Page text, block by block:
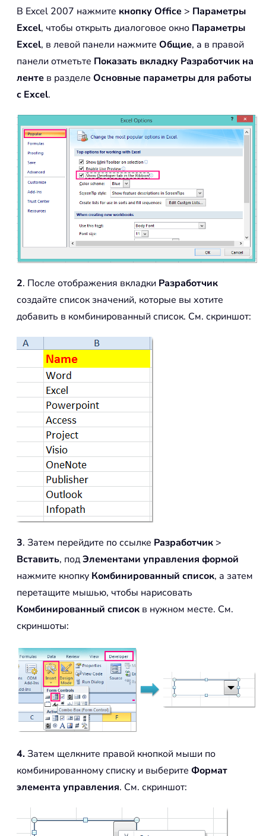
В Excel 2007 нажмите кнопку Office > Параметры
Excel, чтобы открыть диалоговое окно Параметры
Excel, в левой панели нажмите Общие, а в правой
панели отметьте Показать вкладку Разработчик на
ленте в разделе Основные параметры для работы
с Excel.
2. После отображения вкладки Разработчик
создайте список значений, которые вы хотите
добавить в комбинированный список. См. скриншот:
3. Затем перейдите по ссылке Разработчик >
Вставить, подЭлементами управления формой
нажмите кнопку Комбинированный список, а затем
перетащите мышью, чтобы нарисовать
Комбинированный список в нужном месте. См.
скриншоты:
4.Затем щелкните правой кнопкой мыши по
комбинированному списку и выберите Формат
элемента управления. См. скриншот: